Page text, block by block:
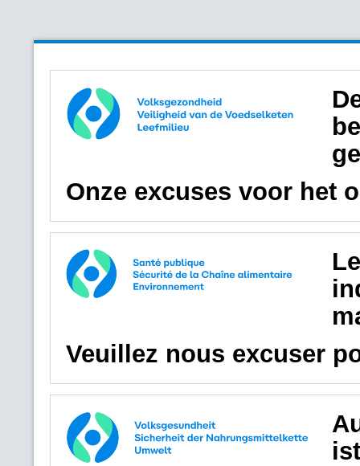
Onze excuses voor het
Veuillez nous excuser